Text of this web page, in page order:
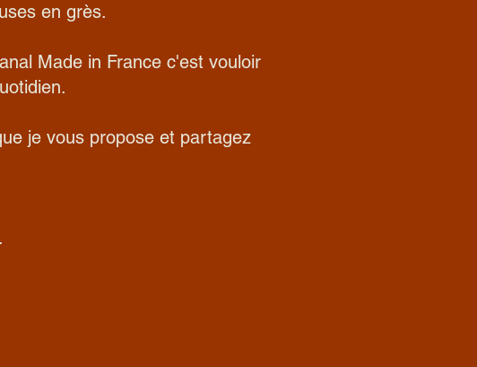
en grès.
Made in France c'est vouloir
je vous propose et partagez
.